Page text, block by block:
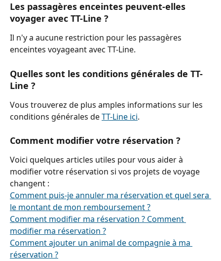
Les passagères enceintes peuvent-elles
voyager avec TT-Line ?
Il n'y a aucune restriction pour les passagères
enceintes voyageant avec TT-Line.
Quelles sont les conditions générales de TT-
Line ?
Vous trouverez de plus amples informations sur les
conditions générales de TT-Line ici.
Comment modifier votre réservation ?
Voici quelques articles utiles pour vous aider à
modifier votre réservation si vos projets de voyage
changent :
Comment puis-je annuler ma réservation et quel sera
le montant de mon remboursement ?
Comment modifier ma réservation ? Comment
modifier ma réservation ?
Comment ajouter un animal de compagnie à ma
réservation ?